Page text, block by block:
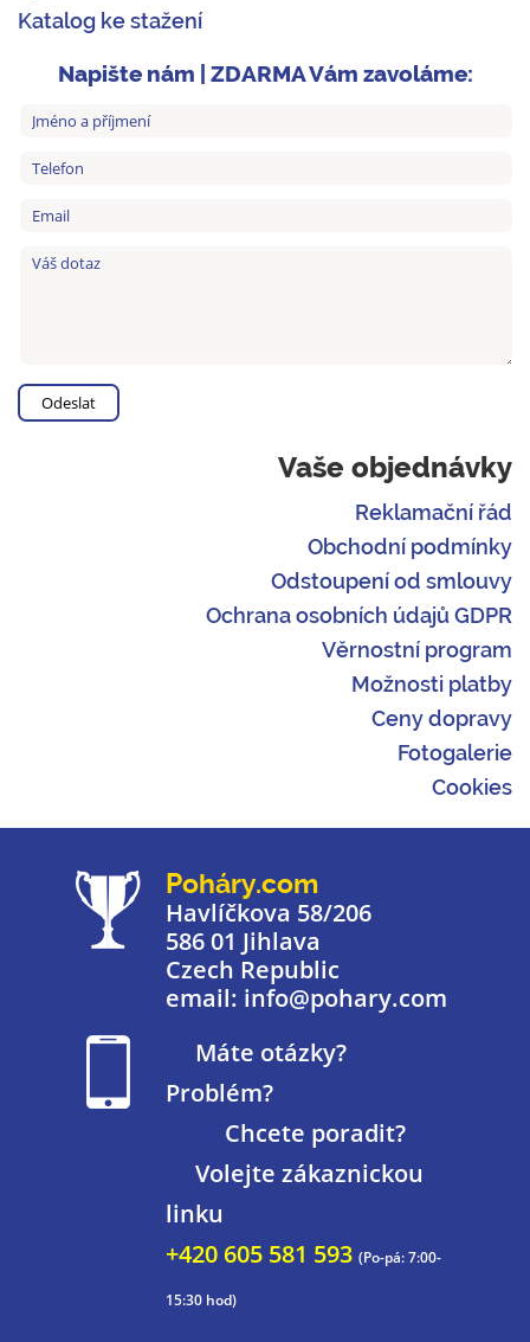
Katalog ke stažení
Napište nám | ZDARMA Vám zavoláme:
Vaše objednávky
Reklamační řád
Obchodní podmínky
Odstoupení od smlouvy
Ochrana osobních údajů GDPR
Věrnostní program
Možnosti platby
Ceny dopravy
Fotogalerie
Cookies
Poháry.com
Havlíčkova 58/206
586 01 Jihlava
Czech Republic
email: info@pohary.com
Máte otázky?
Problém?
Chcete poradit?
Volejte zákaznickou
linku
+420 605 581 593 (Po-pá: 7:00-
15:30 hod)